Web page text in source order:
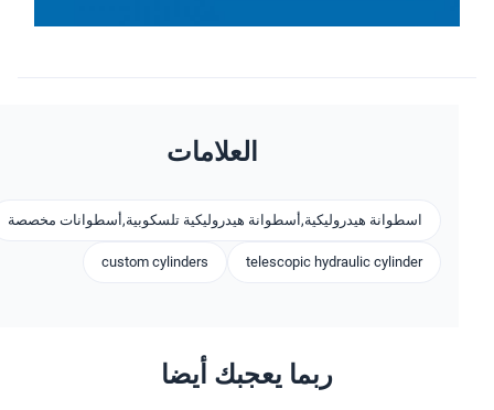
العلامات
اسطوانة هيدروليكية,أسطوانة هيدروليكية تلسكوبية,أسطوانات مخصصة
telescopic hydraulic cylinder
custom cylinders
ربما يعجبك أيضا